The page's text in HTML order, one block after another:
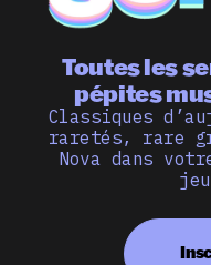
Toutes les
pépites
Classiques
raretés, rare
Nova dans